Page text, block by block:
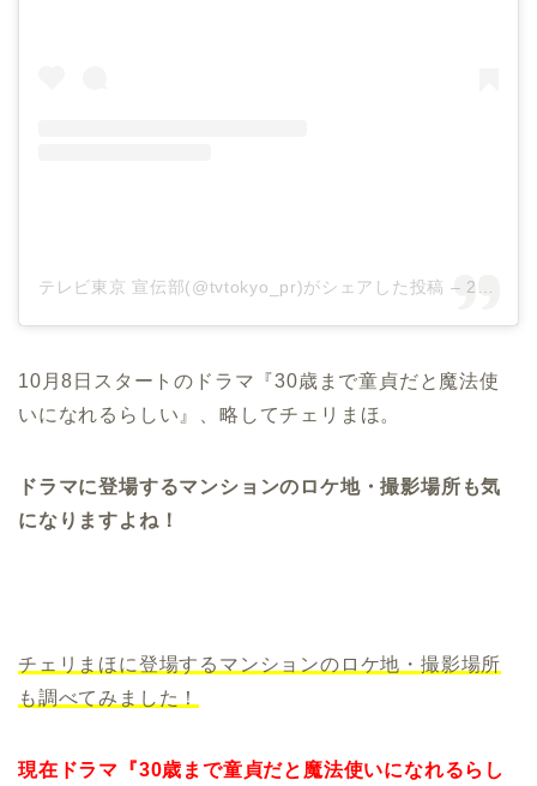
テレビ東京 宣伝部(@tvtokyo_pr)がシェアした投稿 – 2020年 9月月3日午後5時40分PDT
10月8日スタートのドラマ『30歳まで童貞だと魔法使
いになれるらしい』、略してチェリまほ。
ドラマに登場するマンションのロケ地・撮影場所も気
になりますよね！
チェリまほに登場するマンションのロケ地・撮影場所
も調べてみました！
現在ドラマ『30歳まで童貞だと魔法使いになれるらし